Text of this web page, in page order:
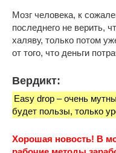
Мозг человека, к
последнего не верить,
халяву, только потом
от того, что деньги
Вердикт:
Easy drop – очень
будет пользы, только
Хорошая новость! В